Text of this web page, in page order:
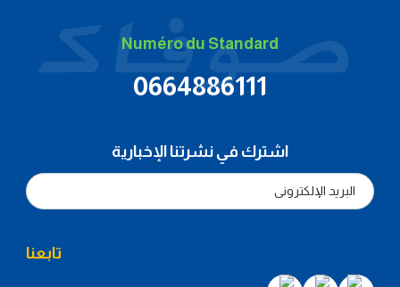
Numéro du Standard
0664886111
اشترك في نشرتنا الإخبارية
تابعنا